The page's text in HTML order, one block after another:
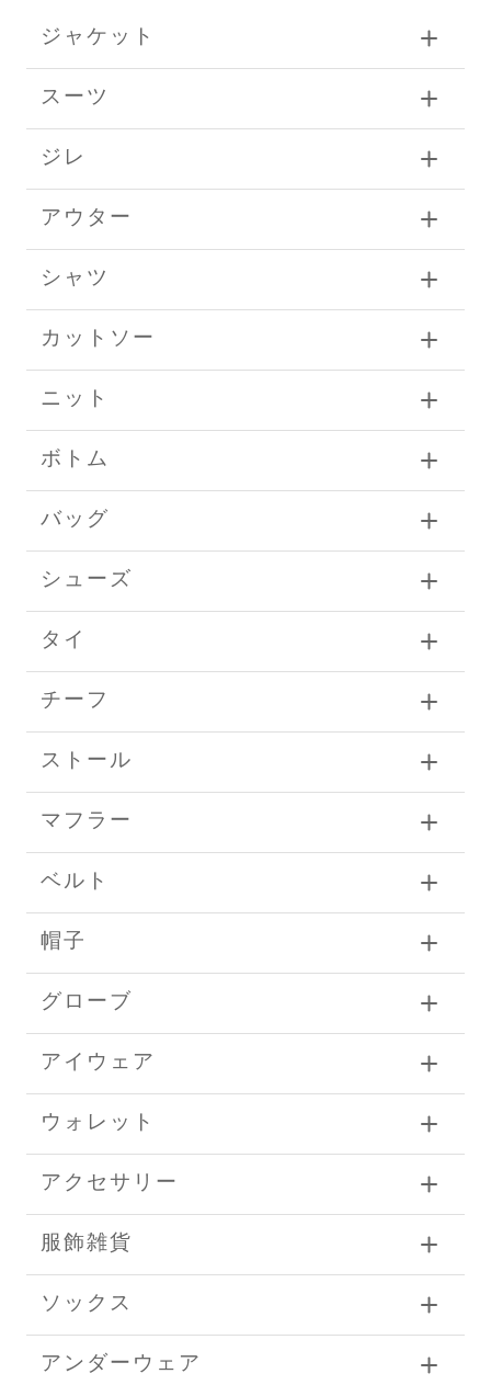
ジャケット
スーツ
ジレ
アウター
シャツ
カットソー
ニット
ボトム
バッグ
シューズ
タイ
チーフ
ストール
マフラー
ベルト
帽子
グローブ
アイウェア
ウォレット
アクセサリー
服飾雑貨
ソックス
アンダーウェア